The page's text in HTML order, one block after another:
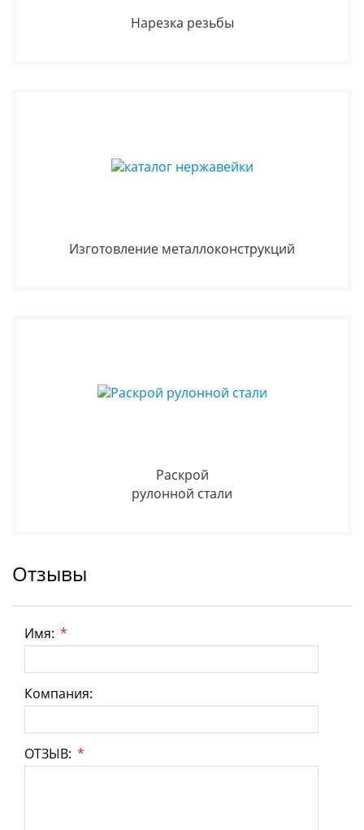
Нарезка резьбы
Изготовление металлоконструкций
Раскрой
рулонной стали
Отзывы
Имя: *
Компания:
ОТЗЫВ: *